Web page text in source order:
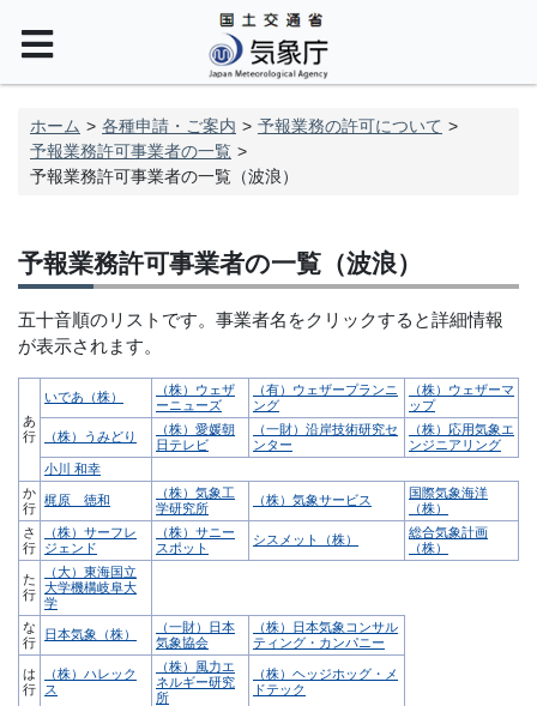
ホーム 各種申請・ご案内
予報業務の許可について
予報業務許可事業者の一覧
予報業務許可事業者の一覧（波浪）
予報業務許可事業者の一覧（波浪）
五十音順のリストです。事業者名をクリックすると詳細情報
が表示されます。
あ
行
いであ（株）
（株）ウェザ
ーニューズ
（有）ウェザープランニ
ング
（株）ウェザーマ
ップ
（株）うみどり
（株）愛媛朝
日テレビ
（一財）沿岸技術研究セ
ンター
（株）応用気象エ
ンジニアリング
小川 和幸
か
行
梶原 徳和
（株）気象工
学研究所
（株）気象サービス
国際気象海洋
（株）
さ
行
（株）サーフレ
ジェンド
（株）サニー
スポット
シスメット（株）
総合気象計画
（株）
た
行
（大）東海国立
大学機構岐阜大
学
な
行
日本気象（株）
（一財）日本
気象協会
（株）日本気象コンサル
ティング・カンパニー
は
行
（株）ハレック
ス
（株）風力エ
ネルギー研究
所
（株）ヘッジホッグ・メ
ドテック